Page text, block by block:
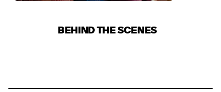
BEHIND THE SCENES